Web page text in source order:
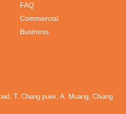
FAQ
Commercial
Business
T. Chang puek, A. Muang, Chiang